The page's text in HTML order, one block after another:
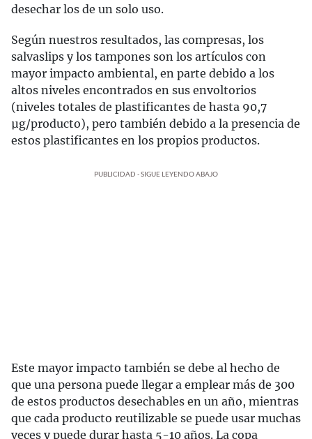
desechar los de un solo uso.
Según nuestros resultados, las compresas, los
salvaslips y los tampones son los artículos con
mayor impacto ambiental, en parte debido a los
altos niveles encontrados en sus envoltorios
(niveles totales de plastificantes de hasta 90,7
µg/producto), pero también debido a la presencia de
estos plastificantes en los propios productos.
PUBLICIDAD - SIGUE LEYENDO ABAJO
Este mayor impacto también se debe al hecho de
que una persona puede llegar a emplear más de 300
de estos productos desechables en un año, mientras
que cada producto reutilizable se puede usar muchas
veces y puede durar hasta 5-10 años. La copa